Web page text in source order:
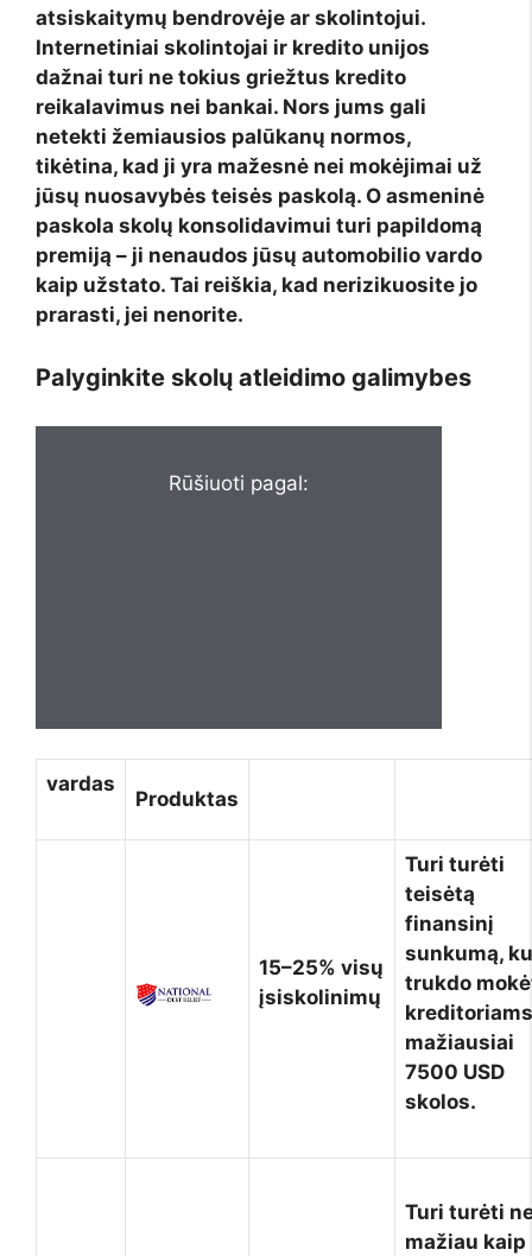
atsiskaitymų bendrovėje ar skolintojui.
Internetiniai skolintojai ir kredito unijos
dažnai turi ne tokius griežtus kredito
reikalavimus nei bankai. Nors jums gali
netekti žemiausios palūkanų normos,
tikėtina, kad ji yra mažesnė nei mokėjimai už
jūsų nuosavybės teisės paskolą. O asmeninė
paskola skolų konsolidavimui turi papildomą
premiją – ji nenaudos jūsų automobilio vardo
kaip užstato. Tai reiškia, kad nerizikuosite jo
prarasti, jei nenorite.
Palyginkite skolų atleidimo galimybes
Rūšiuoti pagal:
vardas
Produktas
15–25% visų
įsiskolinimų
Turi turėti
teisėtą
finansinį
sunkumą,
trukdo
mažiausiai
7500 USD
skolos.
Turi turėti
mažiau kaip